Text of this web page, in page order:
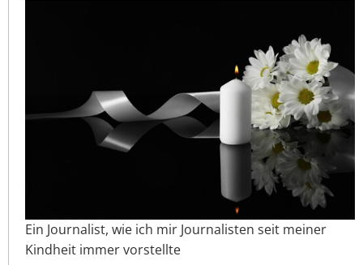
Ein Journalist, wie ich mir Journalisten seit meiner
Kindheit immer vorstellte